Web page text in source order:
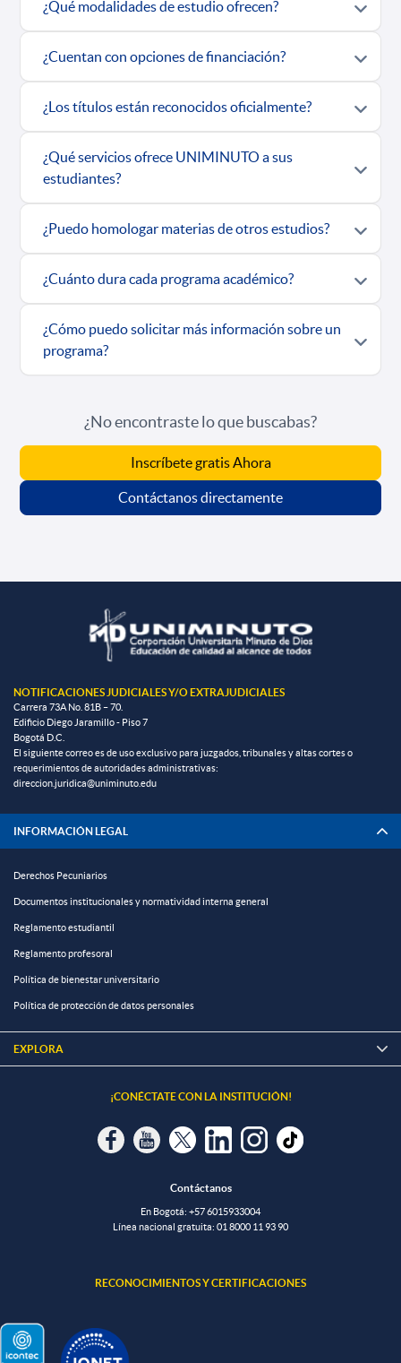
¿Qué modalidades de estudio ofrecen?
¿Cuentan con opciones de financiación?
¿Los títulos están reconocidos oficialmente?
¿Qué servicios ofrece UNIMINUTO a sus
estudiantes?
¿Puedo homologar materias de otros estudios?
¿Cuánto dura cada programa académico?
¿Cómo puedo solicitar más información sobre un
programa?
¿No encontraste lo que buscabas?
Inscríbete gratis Ahora
Contáctanos directamente
NOTIFICACIONES JUDICIALES Y/O EXTRAJUDICIALES
Carrera 73A No. 81B – 70.
Edificio Diego Jaramillo - Piso 7
Bogotá D.C.
El siguiente correo es de uso exclusivo para juzgados, tribunales y altas cortes o
requerimientos de autoridades administrativas:
direccion.juridica@uniminuto.edu
INFORMACIÓN LEGAL
Derechos Pecuniarios
Documentos institucionales y normatividad interna general
Reglamento estudiantil
Reglamento profesoral
Política de bienestar universitario
Política de protección de datos personales
EXPLORA 
¡CONÉCTATE CON LA INSTITUCIÓN!
Contáctanos
En Bogotá: +57 6015933004
Línea nacional gratuita: 01 8000 11 93 90
RECONOCIMIENTOS Y CERTIFICACIONES